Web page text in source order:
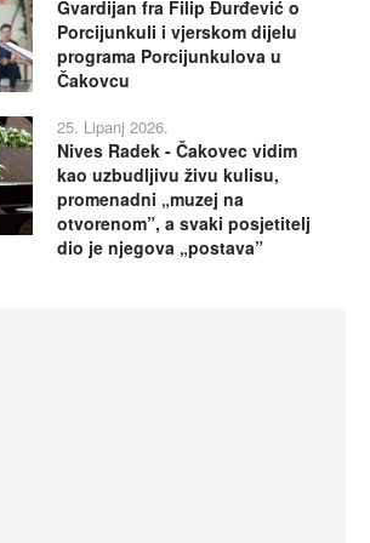
Gvardijan fra Filip Đurđević o
Porcijunkuli i vjerskom dijelu
programa Porcijunkulova u
Čakovcu
25. Lipanj 2026.
Nives Radek - Čakovec vidim
kao uzbudljivu živu kulisu,
promenadni „muzej na
otvorenom”, a svaki posjetitelj
dio je njegova „postava”